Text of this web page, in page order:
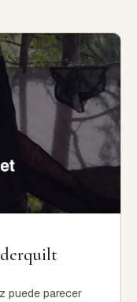
puede parecer